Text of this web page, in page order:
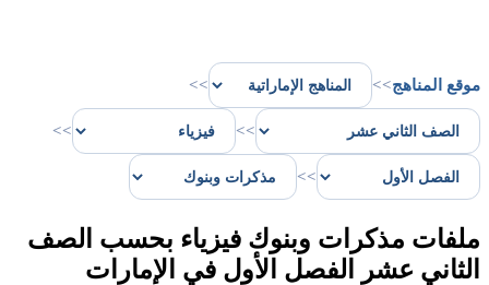
موقع المناهج>>
>>
>>
>>
>>
ملفات مذكرات وبنوك فيزياء بحسب الصف
الثاني عشر الفصل الأول في الإمارات